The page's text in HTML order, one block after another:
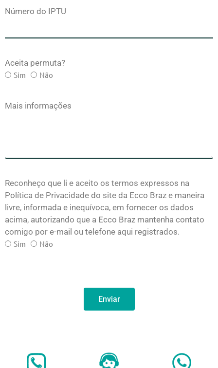
Número do IPTU
Aceita permuta?
Sim Não
Mais informações
Reconheço que li e aceito os termos expressos na
Política de Privacidade do site da Ecco Braz e maneira
livre, informada e inequívoca, em fornecer os dados
acima, autorizando que a Ecco Braz mantenha contato
comigo por e-mail ou telefone aqui registrados.
Sim Não
Enviar